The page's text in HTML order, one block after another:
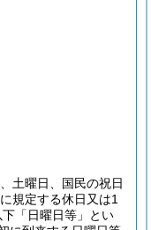
土曜日、国民の祝日
に規定する休日又は1
下「日曜日等」とい